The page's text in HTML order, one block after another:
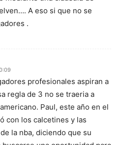
A eso si que no se
.
profesionales aspiran a
regla de 3 no se traeria a
Paul, este año en el
con los calcetines y las
la nba, diciendo que su